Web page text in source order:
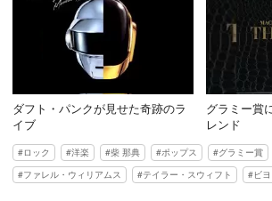
ダフト・パンクが見せた奇跡のラ
イブ
グラミー賞
レンド
ロック 洋楽 柴 那典 ポップス グラミー賞
ファレル・ウィリアムス
テイラー・スウィフト ビ